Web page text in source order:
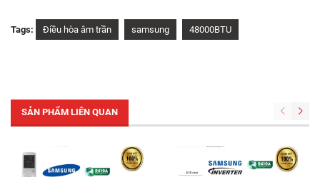
Tags: Điều hòa âm trần samsung 48000BTU
SẢN PHẨM LIÊN QUAN